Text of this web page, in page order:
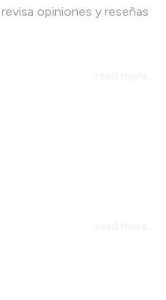
opiniones y reseñas